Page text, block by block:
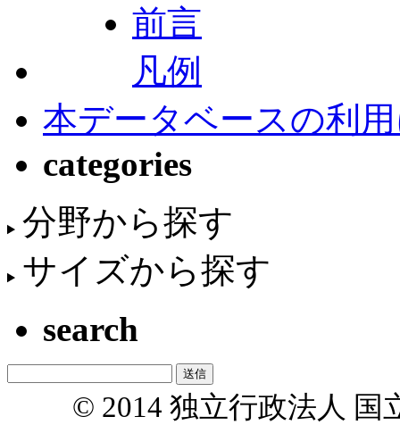
前言
凡例
本データベースの利
categories
分野から探す
サイズから探す
search
© 2014 独立行政法人 国